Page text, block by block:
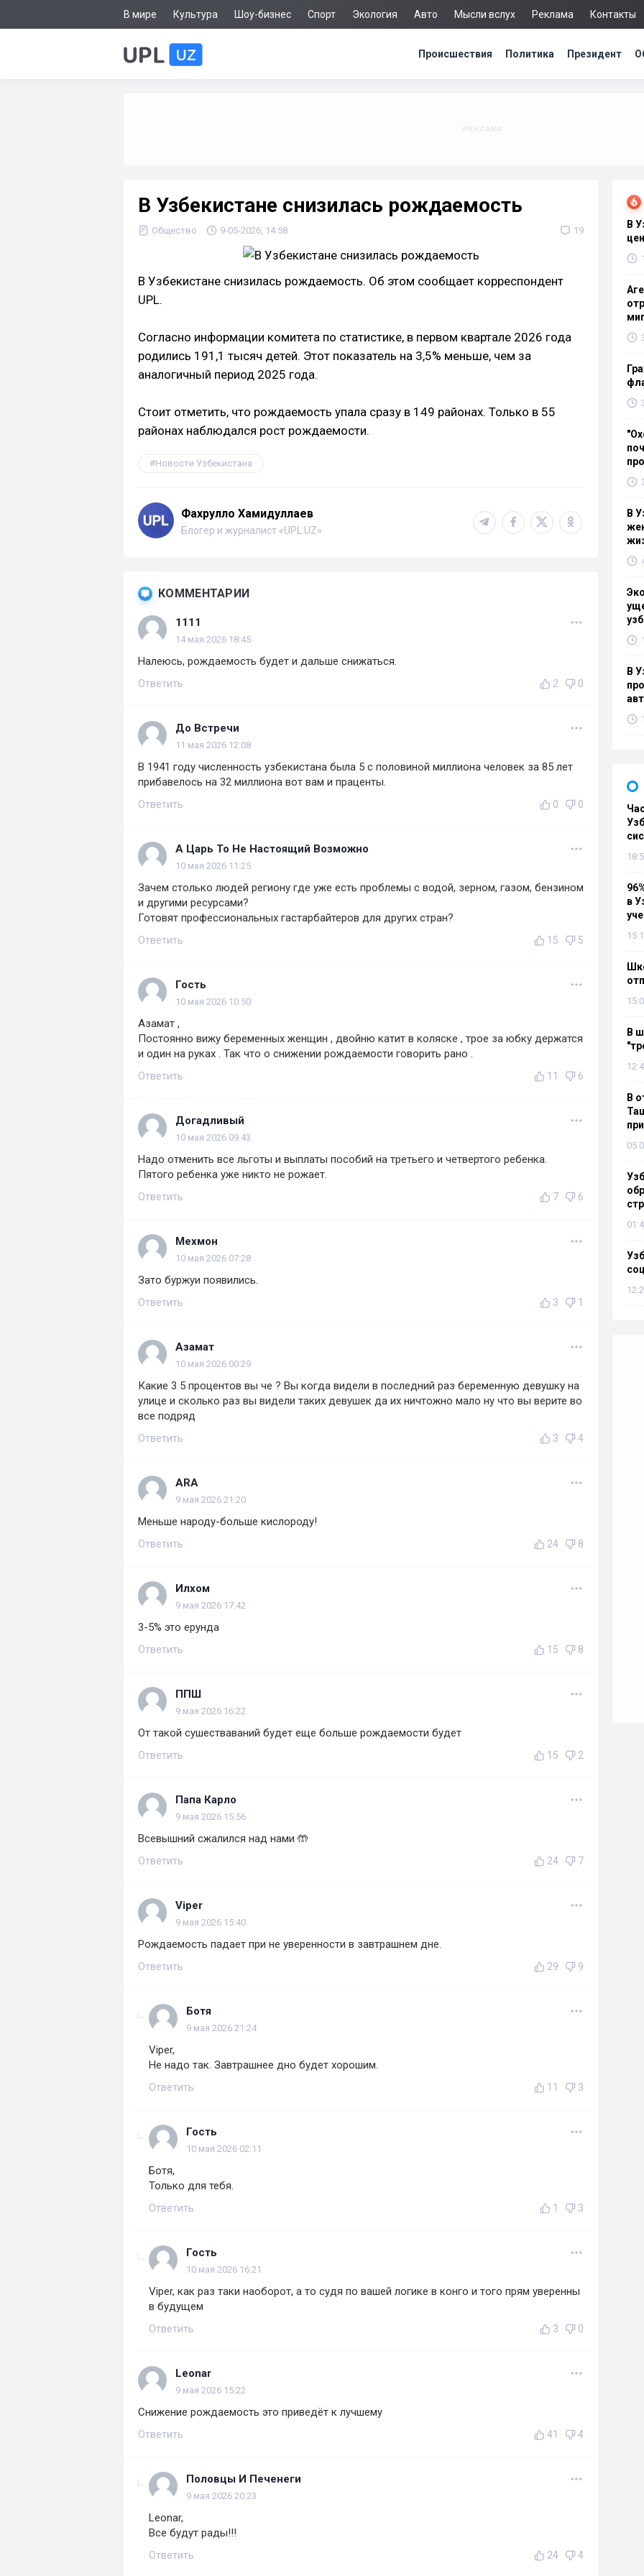
В мире Культура Шоу-бизнес Спорт Экология Авто Мысли вслух Реклама Контакты
Происшествия Политика Президент
В Узбекистане снизилась рождаемость
Общество 9-05-2026, 14:58 19
В Узбекистане снизилась рождаемость. Об этом сообщает корреспондент
UPL.
Согласно информации комитета по статистике, в первом квартале 2026 года
родились 191,1 тысяч детей. Этот показатель на 3,5% меньше, чем за
аналогичный период 2025 года.
Стоит отметить, что рождаемость упала сразу в 149 районах. Только в 55
районах наблюдался рост рождаемости.
Новости Узбекистана
Фахрулло Хамидуллаев
Блогер и журналист «UPL.UZ»
КОММЕНТАРИИ
1111
14 мая 2026 18:45
Налеюсь, рождаемость будет и дальше снижаться.
Ответить 2 0
До Встречи
11 мая 2026 12:08
В 1941 году численность узбекистана была 5 с половиной миллиона человек за 85 лет
прибавелось на 32 миллиона вот вам и праценты.
Ответить 0 0
А Царь То Не Настоящий Возможно
10 мая 2026 11:25
Зачем столько людей региону где уже есть проблемы с водой, зерном, газом, бензином
и другими ресурсами?
Готовят профессиональных гастарбайтеров для других стран?
Ответить 15 5
Гость
10 мая 2026 10:50
Азамат ,
Постоянно вижу беременных женщин , двойню катит в коляске , трое за юбку держатся
и один на руках . Так что о снижении рождаемости говорить рано .
Ответить 11 6
Догадливый
10 мая 2026 09:43
Надо отменить все льготы и выплаты пособий на третьего и четвертого ребенка.
Пятого ребенка уже никто не рожает.
Ответить 7 6
Мехмон
10 мая 2026 07:28
Зато буржуи появились.
Ответить 3 1
Азамат
10 мая 2026 00:29
Какие 3 5 процентов вы че ? Вы когда видели в последний раз беременную девушку на
улице и сколько раз вы видели таких девушек да их ничтожно мало ну что вы верите во
все подряд
Ответить 3 4
ARA
9 мая 2026 21:20
Меньше народу-больше кислороду!
Ответить 24 8
Илхом
9 мая 2026 17:42
3-5% это ерунда
Ответить 15 8
ППШ
9 мая 2026 16:22
От такой сушестваваний будет еще больше рождаемости будет
Ответить 15 2
Папа Карло
9 мая 2026 15:56
Всевышний сжалился над нами 🤲
Ответить 24 7
Viper
9 мая 2026 15:40
Рождаемость падает при не уверенности в завтрашнем дне.
Ответить 29 9
Ботя
9 мая 2026 21:24
Viper,
Не надо так. Завтрашнее дно будет хорошим.
Ответить 11 3
Гость
10 мая 2026 02:11
Ботя,
Только для тебя.
Ответить 1 3
Гость
10 мая 2026 16:21
Viper, как раз таки наоборот, а то судя по вашей логике в конго и того прям уверенны
в будущем
Ответить 3 0
Leonar
9 мая 2026 15:22
Снижение рождаемость это приведёт к лучшему
Ответить 41 4
Половцы И Печенеги
9 мая 2026 20:23
Leonar,
Все будут рады!!!
Ответить 24 4
В
В
В
в
В
В